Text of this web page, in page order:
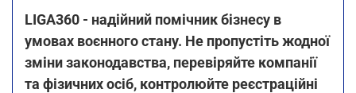
LIGA360 - надійний помічник бізнесу в
умовах воєнного стану. Не пропустіть жодної
зміни законодавства, перевіряйте компанії
та фізичних осіб, контролюйте реєстраційні